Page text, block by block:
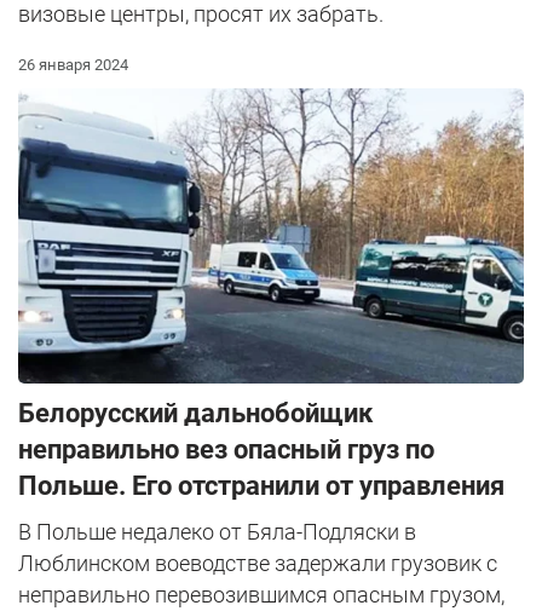
визовые центры, просят их забрать.
26 января 2024
Белорусский дальнобойщик
неправильно вез опасный груз по
Польше. Его отстранили от управления
В Польше недалеко от Бяла-Подляски в
Люблинском воеводстве задержали грузовик с
неправильно перевозившимся опасным грузом,